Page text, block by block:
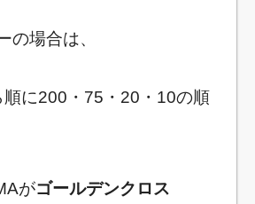
の場合は、
に200・75・20・10の順
がゴールデンクロス